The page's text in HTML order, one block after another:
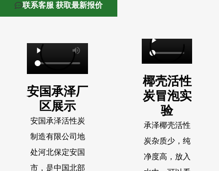
联系客服 获取最新报价
安国承泽厂
区展示
安国承泽活性炭
制造有限公司地
处河北保定安国
市，是中国北部
椰壳活性
炭冒泡实
验
承泽椰壳活性
炭杂质少，纯
净度高，放入